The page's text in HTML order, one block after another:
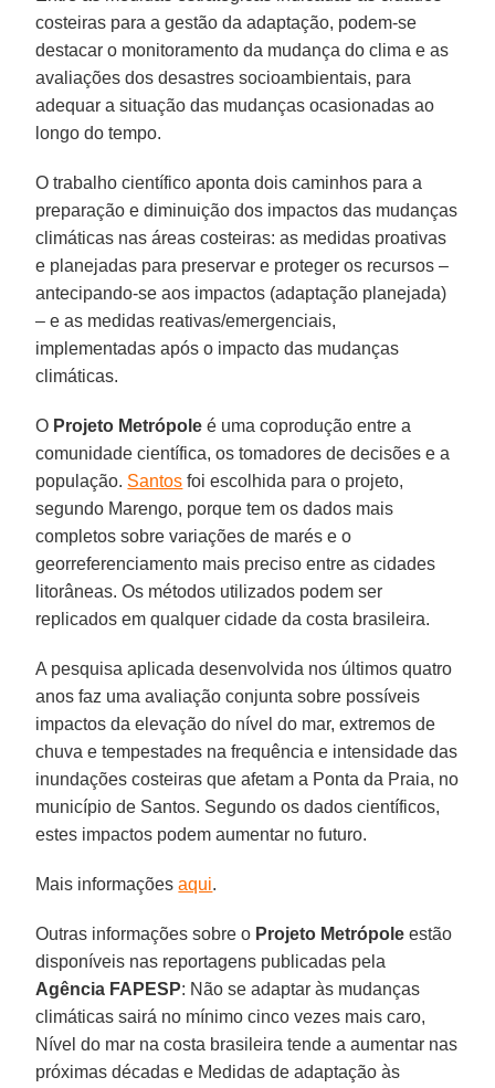
costeiras para a gestão da adaptação, podem-se
destacar o monitoramento da mudança do clima e as
avaliações dos desastres socioambientais, para
adequar a situação das mudanças ocasionadas ao
longo do tempo.
O trabalho científico aponta dois caminhos para a
preparação e diminuição dos impactos das mudanças
climáticas nas áreas costeiras: as medidas proativas
e planejadas para preservar e proteger os recursos –
antecipando-se aos impactos (adaptação planejada)
– e as medidas reativas/emergenciais,
implementadas após o impacto das mudanças
climáticas.
O Projeto Metrópole é uma coprodução entre a
comunidade científica, os tomadores de decisões e a
população. Santos foi escolhida para o projeto,
segundo Marengo, porque tem os dados mais
completos sobre variações de marés e o
georreferenciamento mais preciso entre as cidades
litorâneas. Os métodos utilizados podem ser
replicados em qualquer cidade da costa brasileira.
A pesquisa aplicada desenvolvida nos últimos quatro
anos faz uma avaliação conjunta sobre possíveis
impactos da elevação do nível do mar, extremos de
chuva e tempestades na frequência e intensidade das
inundações costeiras que afetam a Ponta da Praia, no
município de Santos. Segundo os dados científicos,
estes impactos podem aumentar no futuro.
Mais informaçõesaqui.
Outras informações sobre o Projeto Metrópole estão
disponíveis nas reportagens publicadas pela
Agência FAPESP: Não se adaptar às mudanças
climáticas sairá no mínimo cinco vezes mais caro,
Nível do mar na costa brasileira tende a aumentar nas
próximas décadas e Medidas de adaptação às